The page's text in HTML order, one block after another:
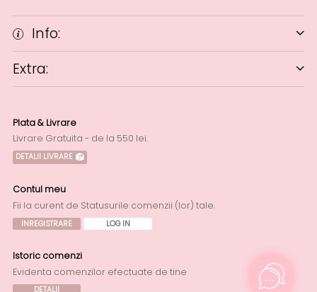
Info:
Extra:
Plata & Livrare
Livrare Gratuita - de la 550 lei.
DETALII LIVRARE
Contul meu
Fii la curent de Statusurile comenzii (lor) tale.
INREGISTRARE LOG IN
Istoric comenzi
Evidenta comenzilor efectuate de tine
DETALII